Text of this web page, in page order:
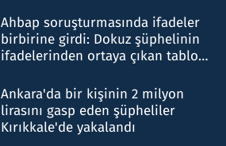
Ahbap soruşturmasında ifadeler
birbirine girdi: Dokuz şüphelinin
ifadelerinden ortaya çıkan tablo
Ankara'da bir kişinin 2 milyon
lirasını gasp eden şüpheliler
Kırıkkale'de yakalandı